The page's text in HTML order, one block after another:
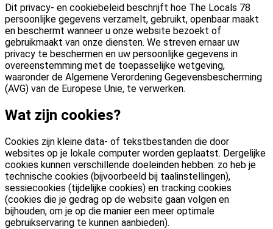
Dit privacy- en cookiebeleid beschrijft hoe The Locals 78
persoonlijke gegevens verzamelt, gebruikt, openbaar maakt
en beschermt wanneer u onze website bezoekt of
gebruikmaakt van onze diensten. We streven ernaar uw
privacy te beschermen en uw persoonlijke gegevens in
overeenstemming met de toepasselijke wetgeving,
waaronder de Algemene Verordening Gegevensbescherming
(AVG) van de Europese Unie, te verwerken.
Wat zijn cookies?
Cookies zijn kleine data- of tekstbestanden die door
websites op je lokale computer worden geplaatst. Dergelijke
cookies kunnen verschillende doeleinden hebben: zo heb je
technische cookies (bijvoorbeeld bij taalinstellingen),
sessiecookies (tijdelijke cookies) en tracking cookies
(cookies die je gedrag op de website gaan volgen en
bijhouden, om je op die manier een meer optimale
gebruikservaring te kunnen aanbieden).